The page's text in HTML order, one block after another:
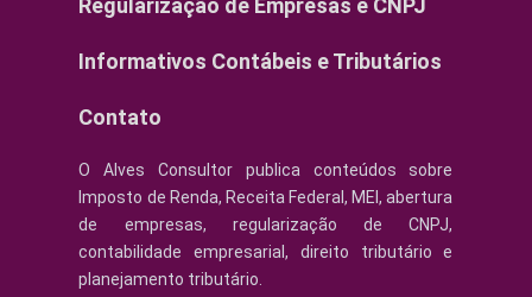
Informativos Contábeis e Tributários
Contato
O Alves Consultor publica conteúdos sobre
Imposto de Renda, Receita Federal, MEI, abertura
de empresas, regularização de CNPJ,
contabilidade empresarial, direito tributário e
planejamento tributário.